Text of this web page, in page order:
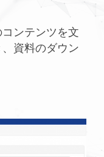
コンテンツを文
資料のダウン